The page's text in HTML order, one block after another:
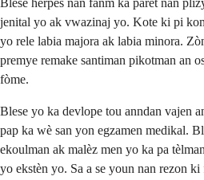
Blese herpes nan fanm ka parèt nan
jenital yo ak vwazinaj yo. Kote ki pi
yo rele labia majora ak labia minora.
premye remake santiman pikotman an
fòme.
Blese yo ka devlope tou anndan vajen
pap ka wè san yon egzamen medikal.
ekoulman ak malèz men yo ka pa
yo ekstèn yo. Sa a se youn nan rezon